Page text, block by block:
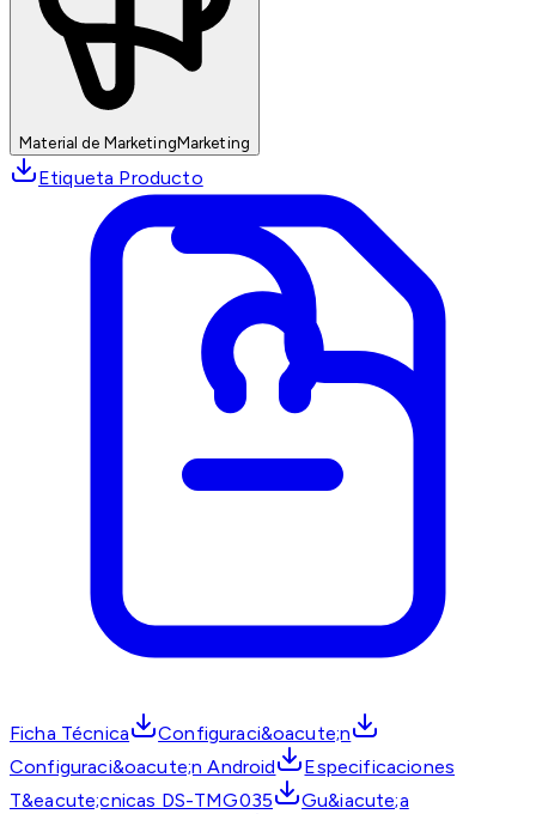
Material de MarketingMarketing
Etiqueta Producto
Ficha Técnica
Configuraci&oacute;n
Configuraci&oacute;n Android
Especificaciones
T&eacute;cnicas DS-TMG035
Gu&iacute;a